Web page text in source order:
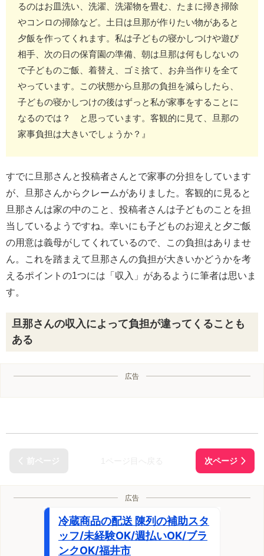
るのはお皿洗い、洗濯、洗濯物を畳む、たまに掃き掃除
やコンロの掃除など。土日は旦那が作りたい物があると
夕飯を作ってくれます。私は子どもの寝かしつけや遊び
相手、次の日の保育園の準備、朝は旦那は何もしないの
で子どものご飯、着替え、ゴミ捨て、お弁当作りを全て
やっています。この状態から旦那の負担を減らしたら、
子どもの寝かしつけの後はずっと私が家事をすることに
なるのでは？ と思っています。客観的に見て、旦那の
家事負担は大きいでしょうか？』
すでに旦那さんと投稿者さんとで家事の分担をしています
が、旦那さんからクレームがありました。客観的に見ると
旦那さんは家の中のこと、投稿者さんは子どものことを担
当しているようですね。幸いにも子どものお迎えと夕ご飯
の用意は義母がしてくれているので、この負担はありませ
ん。これを踏まえて旦那さんの負担が大きいかどうかを考
えるポイントの1つには「収入」があるように筆者は思いま
す。
旦那さんの収入によって負担が違ってくることも
ある
広告
広告
冷蔵商品の配送 陳列の補助スタ
ッフ/未経験OK/週払いOK/ブラ
ンクOK/福井市